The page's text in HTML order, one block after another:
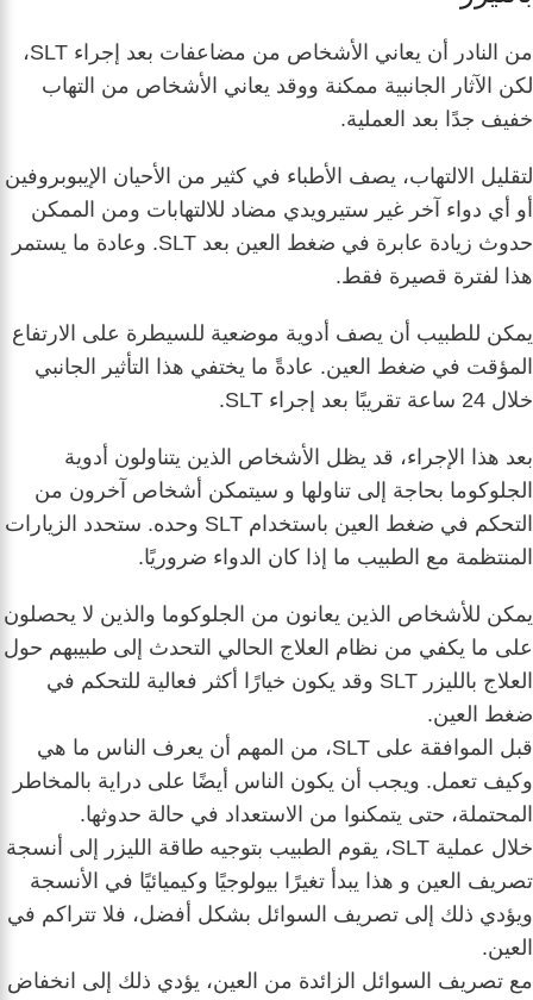
من النادر أن يعاني الأشخاص من مضاعفات بعد إجراء SLT،
لكن الآثار الجانبية ممكنة ووقد يعاني الأشخاص من التهاب
خفيف جدًا بعد العملية.
لتقليل الالتهاب، يصف الأطباء في كثير من الأحيان الإيبوبروفين
أو أي دواء آخر غير ستيرويدي مضاد للالتهابات ومن الممكن
حدوث زيادة عابرة في ضغط العين بعد SLT. وعادة ما يستمر
هذا لفترة قصيرة فقط.
يمكن للطبيب أن يصف أدوية موضعية للسيطرة على الارتفاع
المؤقت في ضغط العين. عادةً ما يختفي هذا التأثير الجانبي
خلال 24 ساعة تقريبًا بعد إجراء SLT.
بعد هذا الإجراء، قد يظل الأشخاص الذين يتناولون أدوية
الجلوكوما بحاجة إلى تناولها و سيتمكن أشخاص آخرون من
التحكم في ضغط العين باستخدام SLT وحده.
ستحدد الزيارات
المنتظمة مع الطبيب ما إذا كان الدواء ضروريًا.
يمكن للأشخاص الذين يعانون من الجلوكوما والذين لا يحصلون
على ما يكفي من نظام العلاج الحالي التحدث إلى طبيبهم حول
العلاج بالليزر SLT و
قد يكون خيارًا أكثر فعالية للتحكم في
ضغط العين.
قبل الموافقة على SLT، من المهم أن يعرف الناس ما هي
وكيف تعمل. ويجب أن يكون الناس أيضًا على دراية بالمخاطر
المحتملة، حتى يتمكنوا من الاستعداد في حالة حدوثها.
خلال عملية SLT، يقوم الطبيب بتوجيه طاقة الليزر إلى أنسجة
تصريف العين و هذا يبدأ تغيرًا بيولوجيًا وكيميائيًا في الأنسجة
ويؤدي ذلك إلى تصريف السوائل بشكل أفضل، فلا تتراكم في
العين.
مع تصريف السوائل الزائدة من العين، يؤدي ذلك إلى انخفاض